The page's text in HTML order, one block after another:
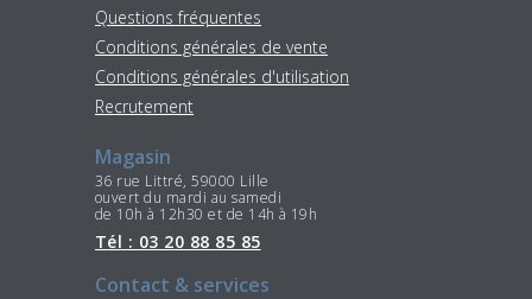
Questions fréquentes
Conditions générales de vente
Conditions générales d'utilisation
Recrutement
Magasin
36 rue Littré, 59000 Lille
ouvert du mardi au samedi
de 10h à 12h30 et de 14h à 19h
Tél : 03 20 88 85 85
Contact & services